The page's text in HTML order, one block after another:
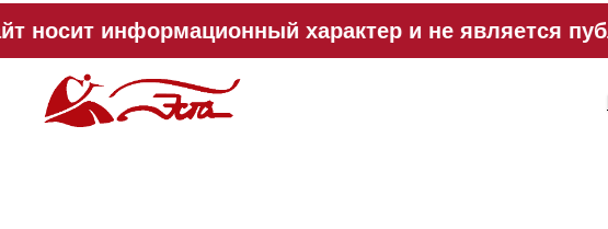
носит информационный характер и не является